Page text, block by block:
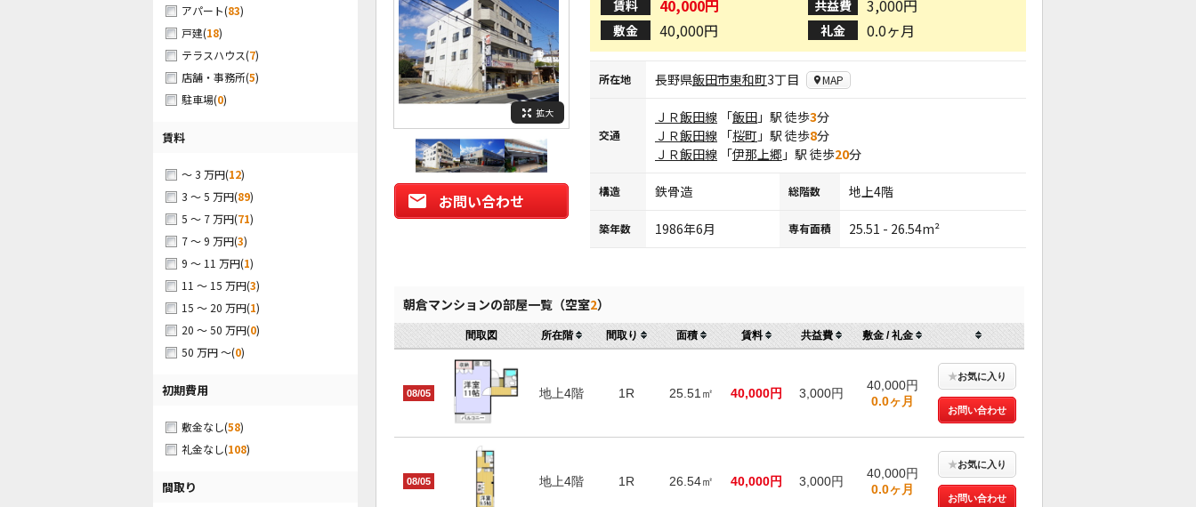
アパート(83)
戸建(18)
テラスハウス(7)
店舗・事務所(5)
駐車場(0)
賃料
～ 3 万円(12)
3 ～ 5 万円(89)
5 ～ 7 万円(71)
7 ～ 9 万円(3)
9 ～ 11 万円(1)
11 ～ 15 万円(3)
15 ～ 20 万円(1)
20 ～ 50 万円(0)
50 万円 ～(0)
初期費用
敷金なし(58)
礼金なし(108)
間取り
拡大
お問い合わせ
賃料 40,000円 共益費 3,000円
敷金 40,000円 礼金 0.0ヶ月
所在地 長野県飯田市東和町3丁目 MAP
交通
ＪＲ飯田線 「飯田 」駅 徒歩3分
ＪＲ飯田線 「桜町 」駅 徒歩8分
ＪＲ飯田線 「伊那上郷 」駅 徒歩20分
構造 鉄骨造 総階数 地上4階
築年数 1986年6月 専有面積 25.51 - 26.54m²
朝倉マンションの部屋一覧（空室2）
間取図 所在階 間取り 面積 賃料 共益費 敷金 / 礼金
08/05 地上4階 1R 25.51㎡ 40,000円 3,000円
40,000円
0.0ヶ月
★お気に入り
お問い合わせ
08/05 地上4階 1R 26.54㎡ 40,000円 3,000円
40,000円
0.0ヶ月
★お気に入り
お問い合わせ